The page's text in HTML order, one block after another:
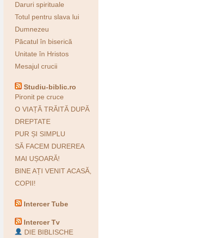
Daruri spirituale
Totul pentru slava lui
Dumnezeu
Păcatul în biserică
Unitate în Hristos
Mesajul crucii
Studiu-biblic.ro
Pironit pe cruce
O VIAȚĂ TRĂITĂ DUPĂ
DREPTATE
PUR ȘI SIMPLU
SĂ FACEM DUREREA
MAI UȘOARĂ!
BINE AȚI VENIT ACASĂ,
COPII!
Intercer Tube
Intercer Tv
DIE BIBLISCHE